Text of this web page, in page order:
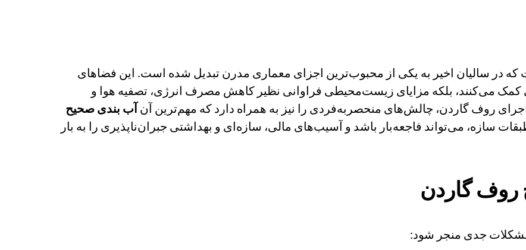
که در سالیان اخیر به یکی از محبوب‌ترین اجزای معماری مدرن تبدیل شده است. این فضاهای
کمک می‌کنند، بلکه مزایای زیست‌محیطی فراوانی نظیر کاهش مصرف انرژی، تصفیه هوا و
اجرای روف گاردن، چالش‌های منحصربه‌فردی را نیز به همراه دارد که مهم‌ترین آن آب بندی صحیح
سازه، می‌تواند فاجعه‌بار باشد و آسیب‌های مالی، سازه‌ای و بهداشتی جبران‌ناپذیری را به بار
روف گاردن
مشکلات جدی منجر شود: